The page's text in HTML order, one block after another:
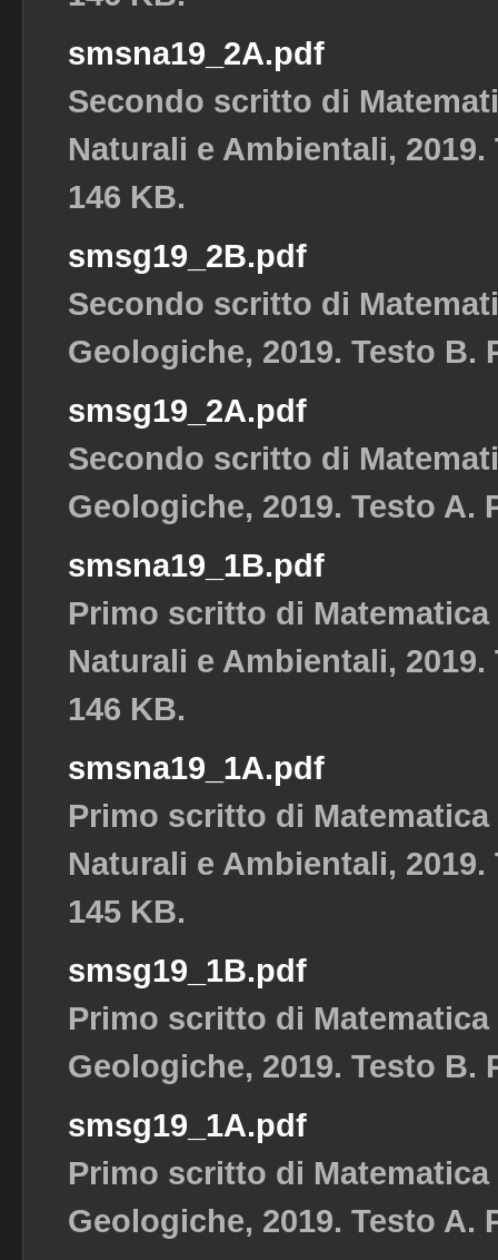
smsna19_2A.pdf
Secondo scritto di
Naturali e Ambientali,
146 KB.
smsg19_2B.pdf
Secondo scritto di
Geologiche, 2019. Testo B.
smsg19_2A.pdf
Secondo scritto di
Geologiche, 2019. Testo A.
smsna19_1B.pdf
Primo scritto di Matematica
Naturali e Ambientali,
146 KB.
smsna19_1A.pdf
Primo scritto di Matematica
Naturali e Ambientali,
145 KB.
smsg19_1B.pdf
Primo scritto di Matematica
Geologiche, 2019. Testo B.
smsg19_1A.pdf
Primo scritto di Matematica
Geologiche, 2019. Testo A.